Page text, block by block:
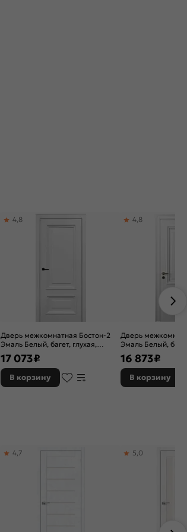
Дверь межкомнатная Бостон-2
Эмаль Белый, багет, глухая,
каркасно-щитовая
4,8
17 073₽
В корзину
Дверь
Эмаль Белый,
каркасно-щитовая
4,8
16 873₽
В корзину
4,7 5,0